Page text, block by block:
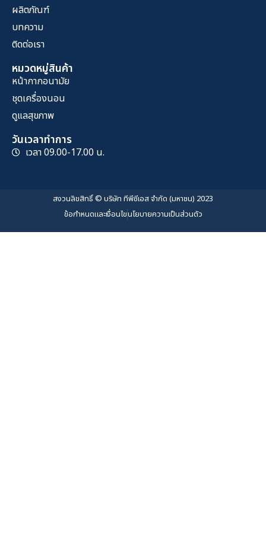
ผลิตภัณฑ์
บทความ
ติดต่อเรา
หมวดหมู่สินค้า
หน้ากากอนามัย
ชุดเครื่องนอน
ดูแลสุขภาพ
วันเวลาทำการ
เวลา 09.00-17.00 น.
สงวนลิขสิทธิ์ © บริษัท ทีพีซีเอส จำกัด (มหาชน) 2023
ข้อกำหนดและเงื่อนไขนโยบายความเป็นส่วนตัว